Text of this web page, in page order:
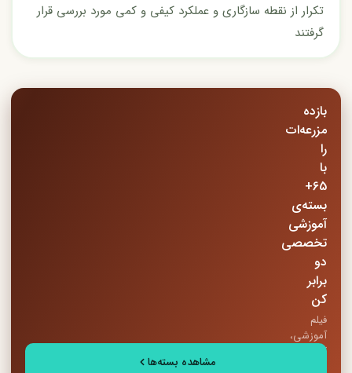
تکرار از نقطه سازگاری و عملکرد کیفی و کمی مورد بررسی قرار
گرفتند
بازده
مزرعه‌ات
را
با
65+
بسته‌ی
آموزشی
تخصصی
دو
برابر
کن
فیلم
آموزشی،
کتاب
مشاهده بسته‌ها